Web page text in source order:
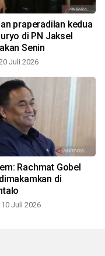
praperadilan kedua
di PN Jaksel
Senin
Juli 2026
Rachmat Gobel
di
Juli 2026